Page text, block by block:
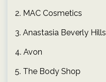
2. MAC Cosmetics
3. Anastasia Beverly Hills
4. Avon
5. The Body Shop